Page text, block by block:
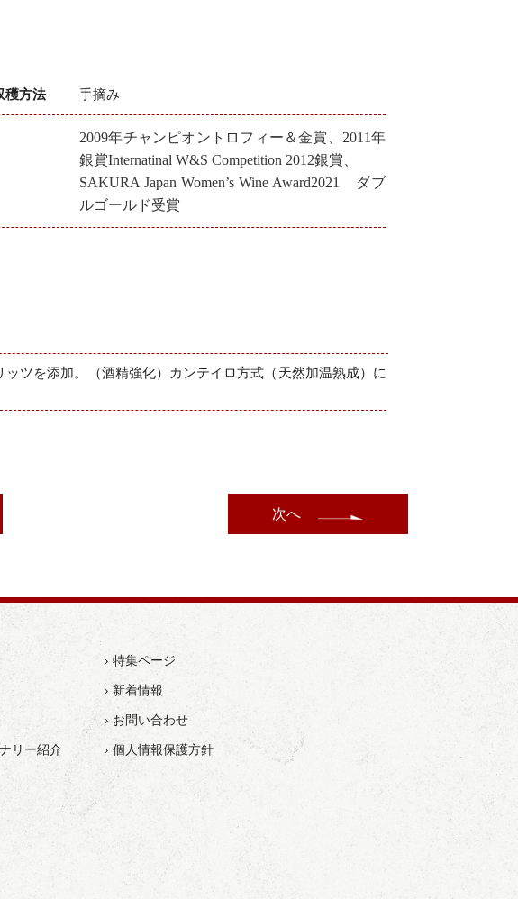
穫方法 手摘み
2009年チャンピオントロフィー＆金賞、2011年
銀賞Internatinal W&S Competition 2012銀賞、
SAKURA Japan Women’s Wine Award2021 ダブ
ルゴールド受賞
ツを添加。（酒精強化）カンテイロ方式（天然加温熟成）に
次へ
› 特集ページ
› 新着情報
› お問い合わせ
リー紹介 › 個人情報保護方針